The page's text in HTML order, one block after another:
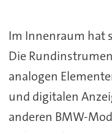
Im Innenraum hat
Die
analogen
und digitalen
anderen BMW-